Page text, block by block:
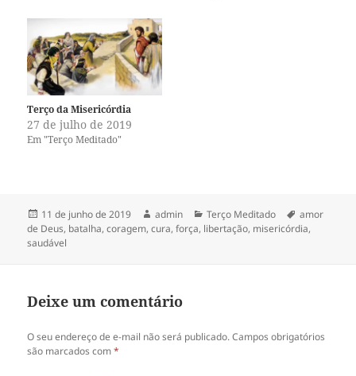
T
w
i
t
t
e
r
(
a
b
r
a
j
a
n
F
a
c
e
b
o
k
(
a
b
v
a
j
Terço da Misericórdia
27 de julho de 2019
Em "Terço Meditado"
Publicado
em
11 de junho de 2019 Autor
admin Categorias
Terço Meditado Tags
amor
de Deus, batalha,coragem,cura,força, libertação, misericórdia,
saudável
Deixe um comentário
O seu endereço de e-mail não será publicado. Campos obrigatórios
são marcados com*